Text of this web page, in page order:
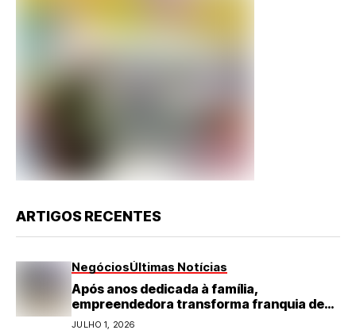
ARTIGOS RECENTES
NegóciosÚltimas Notícias
Após anos dedicada à família,
empreendedora transforma franquia de
turismo em negócio de destaque no RN
JULHO 1, 2026